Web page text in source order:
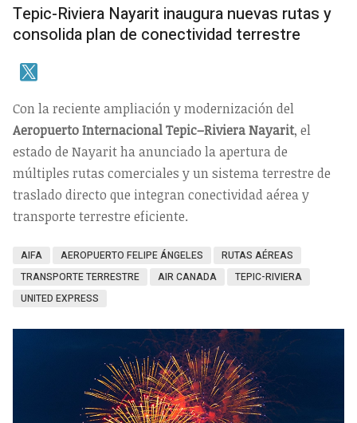
Tepic-Riviera Nayarit inaugura nuevas rutas y
consolida plan de conectividad terrestre
Con la reciente ampliación y modernización del
Aeropuerto Internacional Tepic–Riviera Nayarit, el
estado de Nayarit ha anunciado la apertura de
múltiples rutas comerciales y un sistema terrestre de
traslado directo que integran conectividad aérea y
transporte terrestre eficiente.
AIFA AEROPUERTO FELIPE ÁNGELES
RUTAS AÉREAS
TRANSPORTE TERRESTRE
AIR CANADA
TEPIC-RIVIERA
UNITED EXPRESS